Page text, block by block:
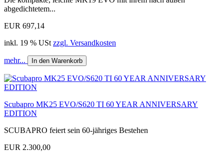
abgedichtetem...
EUR 697,14
inkl. 19 % USt zzgl. Versandkosten
mehr... In den Warenkorb
Scubapro MK25 EVO/S620 TI 60 YEAR ANNIVERSARY
EDITION
SCUBAPRO feiert sein 60-jähriges Bestehen
EUR 2.300,00